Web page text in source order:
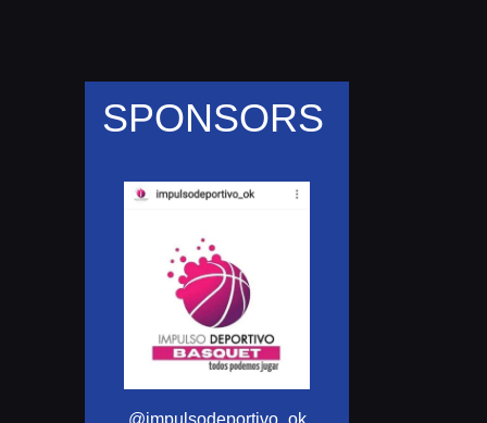
SPONSORS
@impulsodeportivo_ok